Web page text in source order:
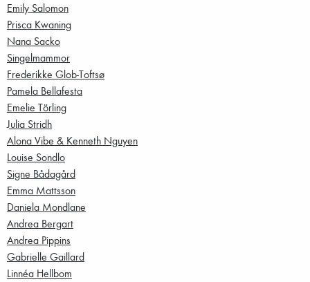
Emily Salomon
Prisca Kwaning
Nana Sacko
Singelmammor
Frederikke Glob-Toftsø
Pamela Bellafesta
Emelie Törling
Julia Stridh
Alona Vibe & Kenneth Nguyen
Louise Sondlo
Signe Bådagård
Emma Mattsson
Daniela Mondlane
Andrea Bergart
Andrea Pippins
Gabrielle Gaillard
Linnéa Hellbom